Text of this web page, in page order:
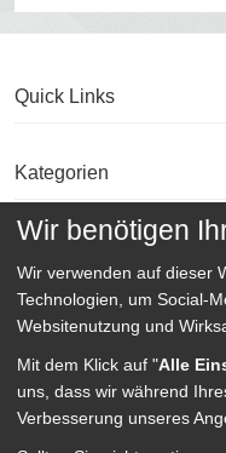
Quick Links
Kategorien
Wir benötigen
Wir verwenden auf dieser
Technologien, um Social-
Websitenutzung und
Mit dem Klick auf "Alle
uns, dass wir während
Verbesserung unseres